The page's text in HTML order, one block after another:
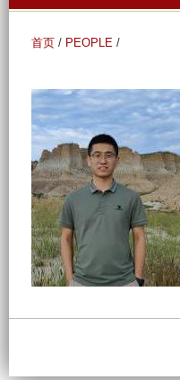
首页 / PEOPLE /